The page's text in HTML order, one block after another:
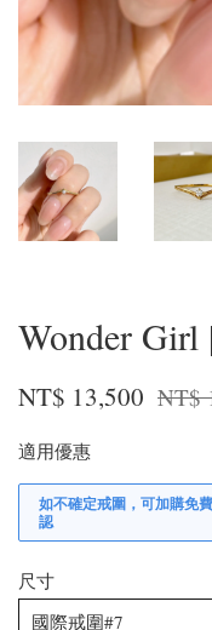
Wonder
NT$ 13,500 NT$
適用優惠
如不確定戒圍，可加購免
認
尺寸